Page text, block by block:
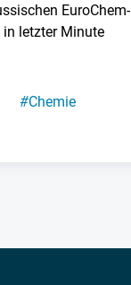
EuroChem-
in letzter Minute
#Chemie